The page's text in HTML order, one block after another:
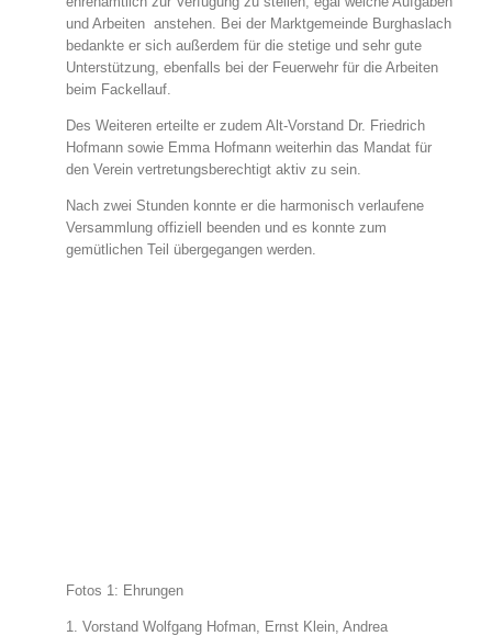
und Arbeiten anstehen. Bei der Marktgemeinde Burghaslach
bedankte er sich außerdem für die stetige und sehr gute
Unterstützung, ebenfalls bei der Feuerwehr für die Arbeiten
beim Fackellauf.
Des Weiteren erteilte er zudem Alt-Vorstand Dr. Friedrich
Hofmann sowie Emma Hofmann weiterhin das Mandat für
den Verein vertretungsberechtigt aktiv zu sein.
Nach zwei Stunden konnte er die harmonisch verlaufene
Versammlung offiziell beenden und es konnte zum
gemütlichen Teil übergegangen werden.
Fotos 1: Ehrungen
1. Vorstand Wolfgang Hofman, Ernst Klein, Andrea